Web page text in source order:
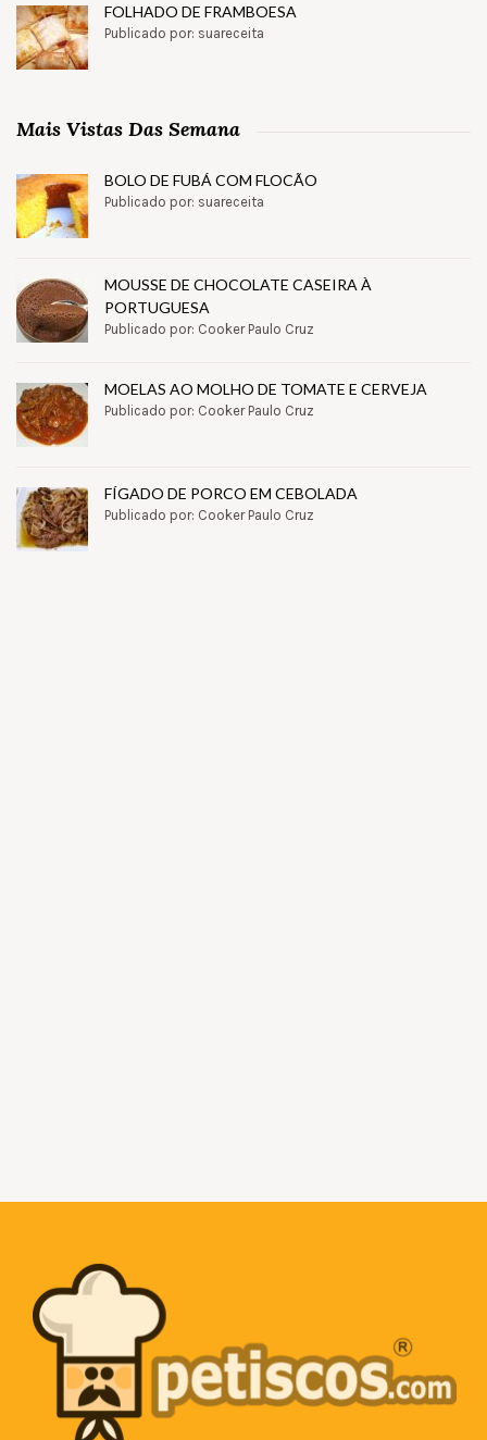
FOLHADO DE FRAMBOESA
Publicado por: suareceita
Mais Vistas Das Semana
BOLO DE FUBÁ COM FLOCÃO
Publicado por: suareceita
MOUSSE DE CHOCOLATE CASEIRA À
PORTUGUESA
Publicado por: Cooker Paulo Cruz
MOELAS AO MOLHO DE TOMATE E CERVEJA
Publicado por: Cooker Paulo Cruz
FÍGADO DE PORCO EM CEBOLADA
Publicado por: Cooker Paulo Cruz